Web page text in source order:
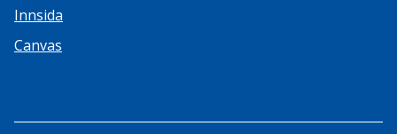
Innsida
Canvas